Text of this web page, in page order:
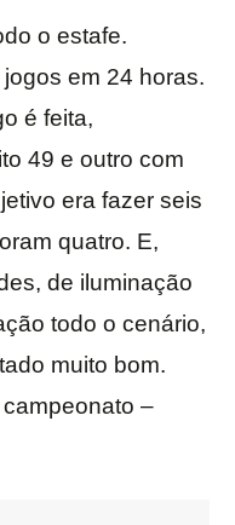
o estafe.
em 24 horas.
é feita,
49 e outro com
era fazer seis
quatro. E,
de iluminação
todo o cenário,
muito bom.
–